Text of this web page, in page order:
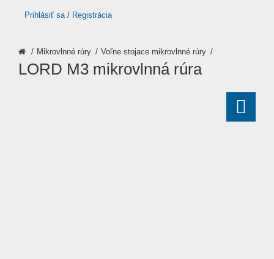
Prihlásiť sa/ Registrácia
Mikrovlnné rúry Voľne stojace mikrovlnné rúry
LORD M3 mikrovlnná rúra